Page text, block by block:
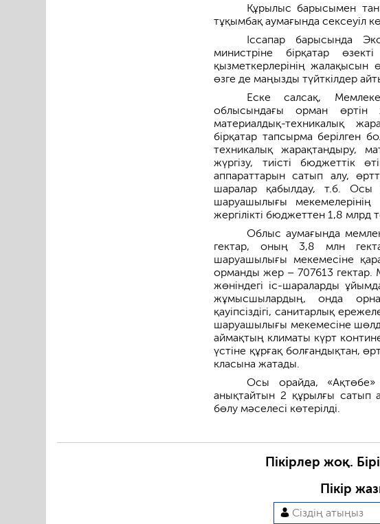
Құрылыс барысымен
тұқымбақ аумағында сексеуіл
Іссапар барысында
министріне бірқатар
қызметкерлерінің жалақысын
өзге де маңызды түйткілдер
Еске салсақ,
облысындағы орман
материалдық-техникалық
бірқатар тапсырма берілген
техникалық жарақтандыру,
жүргізу, тиісті бюджеттік
аппараттарын сатып алу,
шаралар қабылдау, т.б. Осы
шаруашылығы мекемелерінің
жергілікті бюджеттен 1,8 млрд
Облыс аумағында
гектар, оның 3,8 млн
шаруашылығы мекемесіне
орманды жер – 707613 гектар.
жөніндегі іс-шараларды
жұмысшылардың, онда
қауіпсіздігі, санитарлық
шаруашылығы мекемесіне
аймақтың климаты күрт
үстіне құрғақ болғандықтан,
класына жатады.
Осы орайда,
анықтайтын 2 құрылғы сатып
бөлу мәселесі көтерілді.
Пікірлер жоқ.
Пікір